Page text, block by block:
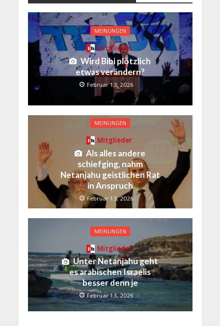
MEINUNGEN
Mitglieder
Wird Bibi plötzlich
etwas verändern?
Februar 13, 2026
MEINUNGEN
Mitglieder
Als alles andere
schiefging, nahm
Netanjahu geistlichen Rat
in Anspruch
Februar 13, 2026
MEINUNGEN
Mitglieder
Unter Netanjahu geht
es arabischen Israelis
besser denn je
Februar 13, 2026